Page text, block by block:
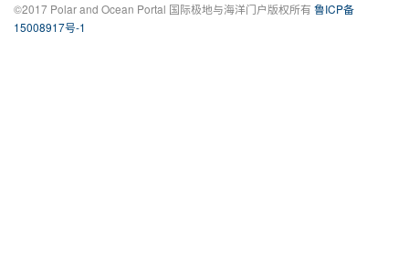
©2017 Polar and Ocean Portal 国际极地与海洋门户版权所有 鲁ICP备
15008917号-1